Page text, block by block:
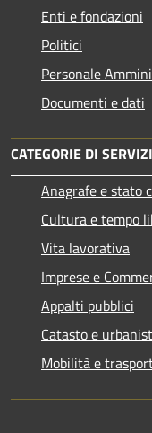
Enti e fondazioni
Politici
Personale
Documenti e dati
CATEGORIE DI
Anagrafe e stato
Cultura e tempo
Vita lavorativa
Imprese e
Appalti pubblici
Catasto e
Mobilità e